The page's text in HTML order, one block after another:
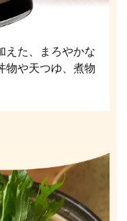
えた、まろやかな
物や天つゆ、煮物